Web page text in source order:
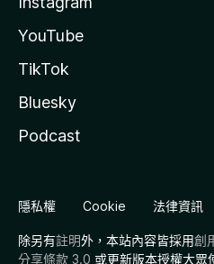
YouTube
TikTok
Bluesky
Podcast
隱私權 Cookie 法律資訊
除另有註明外，本站內容皆採用創
分享條款 3.0 或更新版本授權大眾